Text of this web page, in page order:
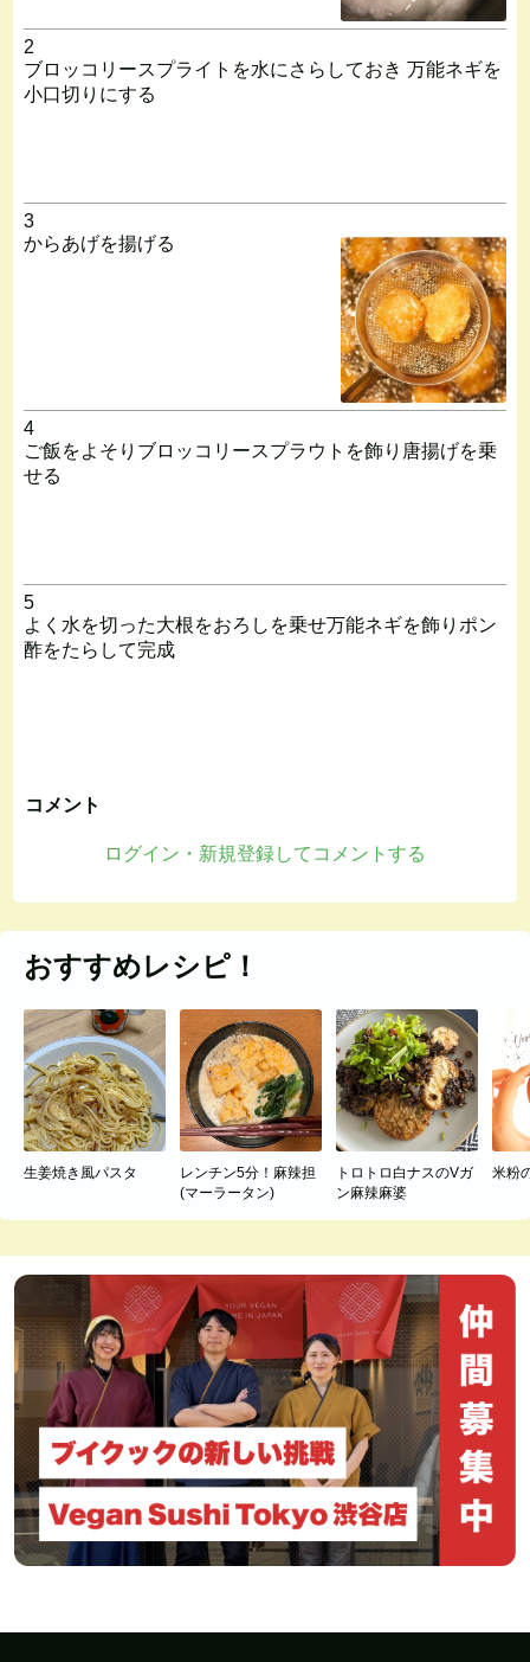
2
ブロッコリースプライトを水にさらしておき 万能ネギを
小口切りにする
3
からあげを揚げる
4
ご飯をよそりブロッコリースプラウトを飾り唐揚げを乗
せる
5
よく水を切った大根をおろしを乗せ万能ネギを飾りポン
酢をたらして完成
コメント
ログイン・新規登録してコメントする
おすすめレシピ！
生姜焼き風パスタ
レンチン5分！麻辣担
(マーラータン)
トロトロ白ナスのVガ
ン麻辣麻婆
米粉